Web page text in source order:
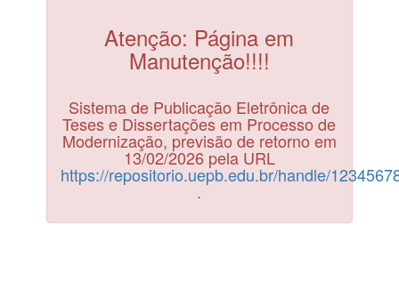
Atenção: Página em
Manutenção!!!!
Sistema de Publicação Eletrônica de
Teses e Dissertações em Processo de
Modernização, previsão de retorno em
13/02/2026 pela URL
https://repositorio.uepb.edu.br/handle/
.